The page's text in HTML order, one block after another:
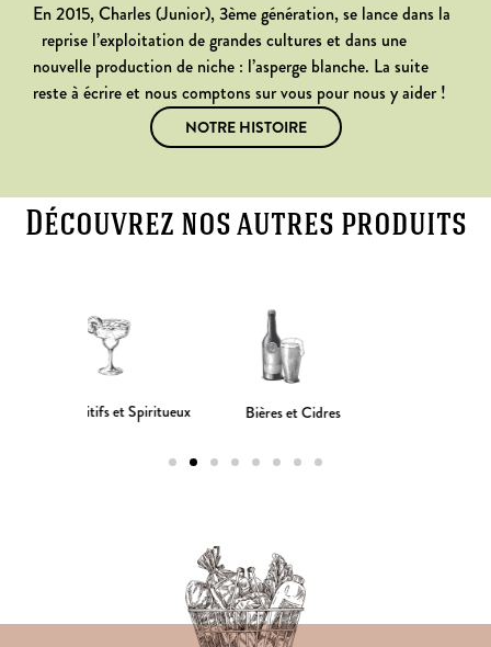
En 2015, Charles (Junior), 3ème génération, se lance dans la
reprise l’exploitation de grandes cultures et dans une
nouvelle production de niche : l’asperge blanche. La suite
reste à écrire et nous comptons sur vous pour nous y aider !
NOTRE HISTOIRE
Découvrez nos autres produits​
Bières et Cidres Champagnes et